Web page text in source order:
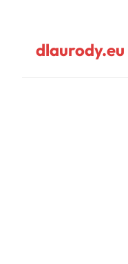
dlaurody.eu